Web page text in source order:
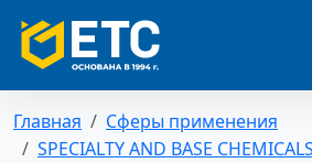
Главная
Сферы применения
SPECIALTY AND BASE CHEMICALS